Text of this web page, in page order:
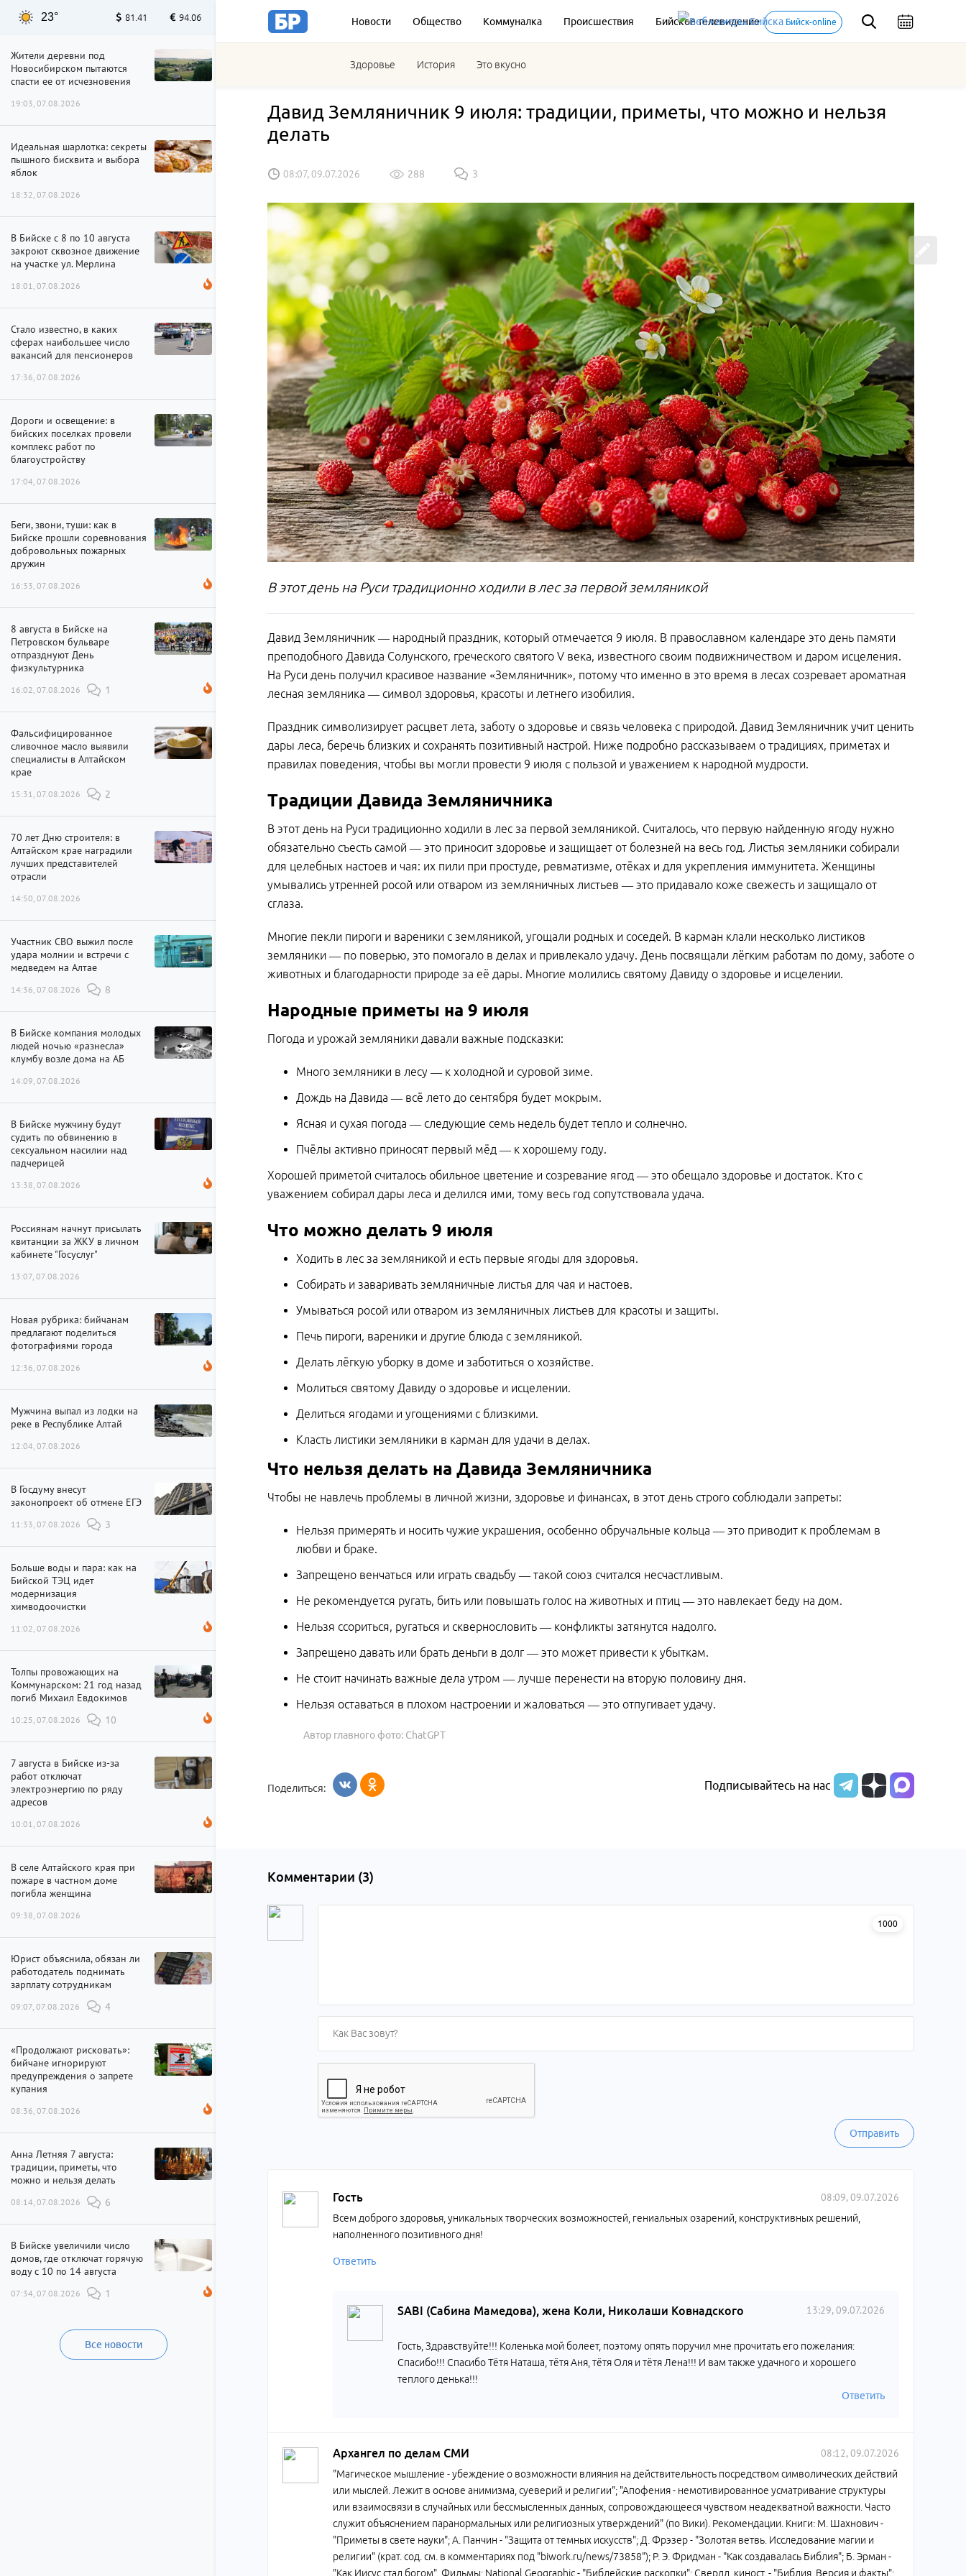
Новости Общество Коммуналка Происшествия Бийское телевидение Бийск-online
Здоровье История Это вкусно
23° 81.41 94.06
Жители деревни под
Новосибирском пытаются
спасти ее от исчезновения
19:03, 07.08.2026
Идеальная шарлотка: секреты
пышного бисквита и выбора
яблок
18:32, 07.08.2026
В Бийске с 8 по 10 августа
закроют сквозное движение
на участке ул. Мерлина
18:01, 07.08.2026
Стало известно, в каких
сферах наибольшее число
вакансий для пенсионеров
17:36, 07.08.2026
Дороги и освещение: в
бийских поселках провели
комплекс работ по
благоустройству
17:04, 07.08.2026
Беги, звони, туши: как в
Бийске прошли соревнования
добровольных пожарных
дружин
16:33, 07.08.2026
8 августа в Бийске на
Петровском бульваре
отпразднуют День
физкультурника
16:02, 07.08.2026 1
Фальсифицированное
сливочное масло выявили
специалисты в Алтайском
крае
15:31, 07.08.2026 2
70 лет Дню строителя: в
Алтайском крае наградили
лучших представителей
отрасли
14:50, 07.08.2026
Участник СВО выжил после
удара молнии и встречи с
медведем на Алтае
14:36, 07.08.2026 8
В Бийске компания молодых
людей ночью «разнесла»
клумбу возле дома на АБ
14:09, 07.08.2026
В Бийске мужчину будут
судить по обвинению в
сексуальном насилии над
падчерицей
13:38, 07.08.2026
Россиянам начнут присылать
квитанции за ЖКУ в личном
кабинете "Госуслуг"
13:07, 07.08.2026
Новая рубрика: бийчанам
предлагают поделиться
фотографиями города
12:36, 07.08.2026
Мужчина выпал из лодки на
реке в Республике Алтай
12:04, 07.08.2026
В Госдуму внесут
законопроект об отмене ЕГЭ
11:33, 07.08.2026 3
Больше воды и пара: как на
Бийской ТЭЦ идет
модернизация
химводоочистки
11:02, 07.08.2026
Толпы провожающих на
Коммунарском: 21 год назад
погиб Михаил Евдокимов
10:25, 07.08.2026 10
7 августа в Бийске из-за
работ отключат
электроэнергию по ряду
адресов
10:01, 07.08.2026
В селе Алтайского края при
пожаре в частном доме
погибла женщина
09:38, 07.08.2026
Юрист объяснила, обязан ли
работодатель поднимать
зарплату сотрудникам
09:07, 07.08.2026 4
«Продолжают рисковать»:
бийчане игнорируют
предупреждения о запрете
купания
08:36, 07.08.2026
Анна Летняя 7 августа:
традиции, приметы, что
можно и нельзя делать
08:14, 07.08.2026 6
В Бийске увеличили число
домов, где отключат горячую
воду с 10 по 14 августа
07:34, 07.08.2026 1
Все новости
Давид Земляничник 9 июля: традиции, приметы, что можно и нельзя
делать
08:07, 09.07.2026 288 3
В этот день на Руси традиционно ходили в лес за первой земляникой
Давид Земляничник — народный праздник, который отмечается 9 июля. В православном календаре это день памяти
преподобного Давида Солунского, греческого святого V века, известного своим подвижничеством и даром исцеления.
На Руси день получил красивое название «Земляничник», потому что именно в это время в лесах созревает ароматная
лесная земляника — символ здоровья, красоты и летнего изобилия.
Праздник символизирует расцвет лета, заботу о здоровье и связь человека с природой. Давид Земляничник учит ценить
дары леса, беречь близких и сохранять позитивный настрой. Ниже подробно рассказываем о традициях, приметах и
правилах поведения, чтобы вы могли провести 9 июля с пользой и уважением к народной мудрости.
Традиции Давида Земляничника
В этот день на Руси традиционно ходили в лес за первой земляникой. Считалось, что первую найденную ягоду нужно
обязательно съесть самой — это приносит здоровье и защищает от болезней на весь год. Листья земляники собирали
для целебных настоев и чая: их пили при простуде, ревматизме, отёках и для укрепления иммунитета. Женщины
умывались утренней росой или отваром из земляничных листьев — это придавало коже свежесть и защищало от
сглаза.
Многие пекли пироги и вареники с земляникой, угощали родных и соседей. В карман клали несколько листиков
земляники — по поверью, это помогало в делах и привлекало удачу. День посвящали лёгким работам по дому, заботе о
животных и благодарности природе за её дары. Многие молились святому Давиду о здоровье и исцелении.
Народные приметы на 9 июля
Погода и урожай земляники давали важные подсказки:
Много земляники в лесу — к холодной и суровой зиме.
Дождь на Давида — всё лето до сентября будет мокрым.
Ясная и сухая погода — следующие семь недель будет тепло и солнечно.
Пчёлы активно приносят первый мёд — к хорошему году.
Хорошей приметой считалось обильное цветение и созревание ягод — это обещало здоровье и достаток. Кто с
уважением собирал дары леса и делился ими, тому весь год сопутствовала удача.
Что можно делать 9 июля
Ходить в лес за земляникой и есть первые ягоды для здоровья.
Собирать и заваривать земляничные листья для чая и настоев.
Умываться росой или отваром из земляничных листьев для красоты и защиты.
Печь пироги, вареники и другие блюда с земляникой.
Делать лёгкую уборку в доме и заботиться о хозяйстве.
Молиться святому Давиду о здоровье и исцелении.
Делиться ягодами и угощениями с близкими.
Класть листики земляники в карман для удачи в делах.
Что нельзя делать на Давида Земляничника
Чтобы не навлечь проблемы в личной жизни, здоровье и финансах, в этот день строго соблюдали запреты:
Нельзя примерять и носить чужие украшения, особенно обручальные кольца — это приводит к проблемам в
любви и браке.
Запрещено венчаться или играть свадьбу — такой союз считался несчастливым.
Не рекомендуется ругать, бить или повышать голос на животных и птиц — это навлекает беду на дом.
Нельзя ссориться, ругаться и сквернословить — конфликты затянутся надолго.
Запрещено давать или брать деньги в долг — это может привести к убыткам.
Не стоит начинать важные дела утром — лучше перенести на вторую половину дня.
Нельзя оставаться в плохом настроении и жаловаться — это отпугивает удачу.
Автор главного фото: ChatGPT
Поделиться: Подписывайтесь на нас
Комментарии (3)
1000
Отправить
Гость 08:09, 09.07.2026
Всем доброго здоровья, уникальных творческих возможностей, гениальных озарений, конструктивных решений,
наполненного позитивного дня!
Ответить
SABI (Сабина Мамедова), жена Коли, Николаши Ковнадского 13:29, 09.07.2026
Гость, Здравствуйте!!! Коленька мой болеет, поэтому опять поручил мне прочитать его пожелания:
Спасибо!!! Спасибо Тётя Наташа, тётя Аня, тётя Оля и тётя Лена!!! И вам также удачного и хорошего
теплого денька!!!
Ответить
Архангел по делам СМИ 08:12, 09.07.2026
"Магическое мышление - убеждение о возможности влияния на действительность посредством символических действий
или мыслей. Лежит в основе анимизма, суеверий и религии"; "Апофения - немотивированное усматривание структуры
или взаимосвязи в случайных или бессмысленных данных, сопровождающееся чувством неадекватной важности. Часто
служит объяснением паранормальных или религиозных утверждений" (по Вики). Рекомендации. Книги: М. Шахнович -
"Приметы в свете науки"; А. Панчин - "Защита от темных искусств"; Д. Фрэзер - "Золотая ветвь. Исследование магии и
религии" (крат. сод. см. в комментариях под "biwork.ru/news/73858"); Р. Э. Фридман - "Как создавалась Библия"; Б. Эрман -
"Как Иисус стал богом". Фильмы: National Geographic - "Библейские раскопки"; Свердл. киност. - "Библия. Версия и факты";